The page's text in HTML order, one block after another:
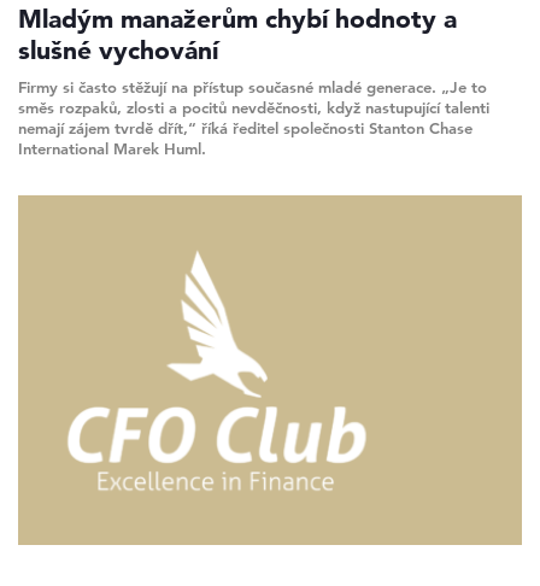
Mladým manažerům chybí hodnoty a
slušné vychování
Firmy si často stěžují na přístup současné mladé generace. „Je to
směs rozpaků, zlosti a pocitů nevděčnosti, když nastupující talenti
nemají zájem tvrdě dřít,“ říká ředitel společnosti Stanton Chase
International Marek Huml.